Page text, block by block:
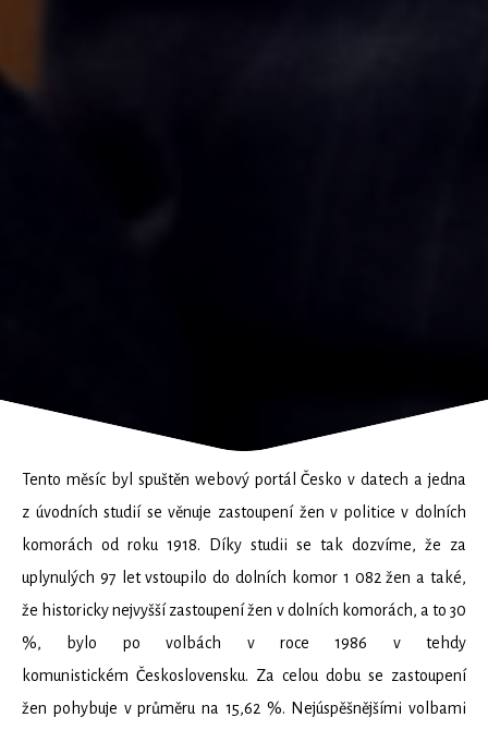
Tento měsíc byl spuštěn webový portál Česko v datech a jedna
z úvodních studií se věnuje zastoupení žen v politice v dolních
komorách od roku 1918. Díky studii se tak dozvíme, že za
uplynulých 97 let vstoupilo do dolních komor 1 082 žen a také,
že historicky nejvyšší zastoupení žen v dolních komorách, a to 30
%, bylo po volbách v roce 1986 v tehdy
komunistickém Československu. Za celou dobu se zastoupení
žen pohybuje v průměru na 15,62 %. Nejúspěšnějšími volbami